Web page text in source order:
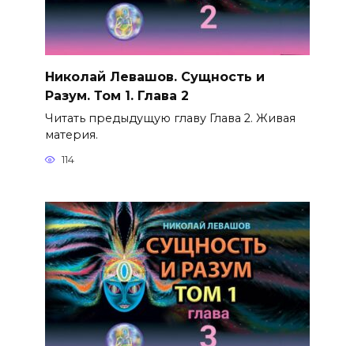
Николай Левашов. Сущность и
Разум. Том 1. Глава 2
Читать предыдущую главу Глава 2. Живая
материя.
114